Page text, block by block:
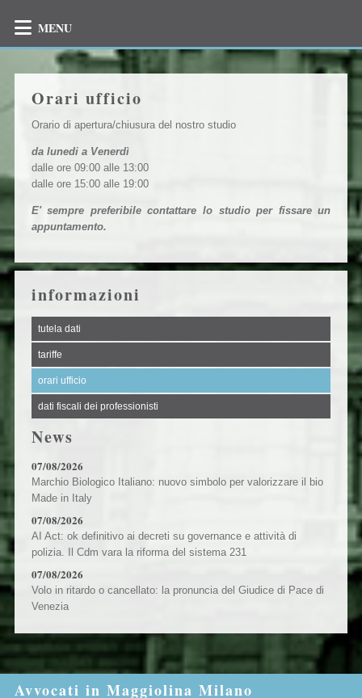
MENU
Orari ufficio
Orario di apertura/chiusura del nostro studio
da lunedi a Venerdì
dalle ore 09:00 alle 13:00
dalle ore 15:00 alle 19:00
E' sempre preferibile contattare lo studio per fissare un
appuntamento.
informazioni
tutela dati
tariffe
orari ufficio
dati fiscali dei professionisti
News
07/08/2026
Marchio Biologico Italiano: nuovo simbolo per valorizzare il bio
Made in Italy
07/08/2026
AI Act: ok definitivo ai decreti su governance e attività di
polizia. Il Cdm vara la riforma del sistema 231
07/08/2026
Volo in ritardo o cancellato: la pronuncia del Giudice di Pace di
Venezia
Avvocati in Maggiolina Milano